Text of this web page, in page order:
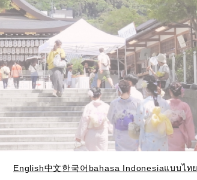
English中文한국어 bahasa Indonesiaแบบไทย